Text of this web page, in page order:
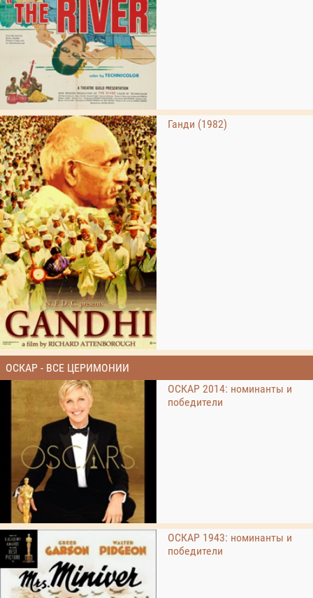
Ганди (1982)
ОСКАР - ВСЕ ЦЕРИМОНИИ
ОСКАР 2014: номинанты и
победители
ОСКАР 1943: номинанты и
победители